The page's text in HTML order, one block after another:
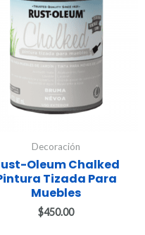
Decoración
Oleum Chalked
Tizada Para
Muebles
$450.00